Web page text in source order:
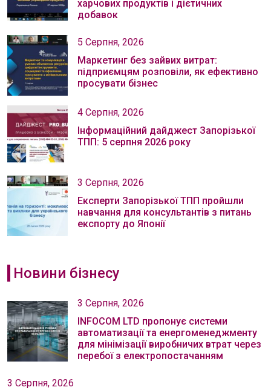
харчових продуктів і дієтичних
добавок
5 Серпня, 2026
Маркетинг без зайвих витрат:
підприємцям розповіли, як ефективно
просувати бізнес
4 Серпня, 2026
Інформаційний дайджест Запорізької
ТПП: 5 серпня 2026 року
3 Серпня, 2026
Експерти Запорізької ТПП пройшли
навчання для консультантів з питань
експорту до Японії
Новини бізнесу
3 Серпня, 2026
INFOCOM LTD пропонує системи
автоматизації та енергоменеджменту
для мінімізації виробничих втрат через
перебої з електропостачанням
3 Серпня, 2026